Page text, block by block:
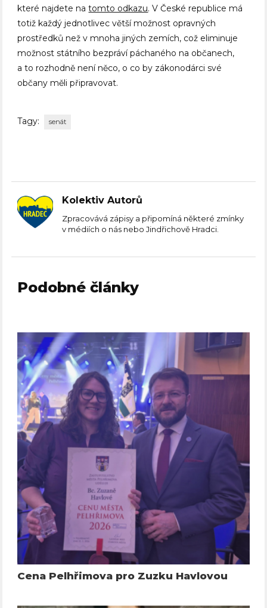
které najdete natomto odkazu. V České republice má
totiž každý jednotlivec větší možnost opravných
prostředků než v mnoha jiných zemích, což eliminuje
možnost státního bezpráví páchaného na občanech,
a to rozhodně není něco, o co by zákonodárci své
občany měli připravovat.
Tagy: senát
Kolektiv Autorů
Zpracovává zápisy a připomíná některé zmínky
v médiích o nás nebo Jindřichově Hradci.
Podobné články
Cena Pelhřimova pro Zuzku Havlovou